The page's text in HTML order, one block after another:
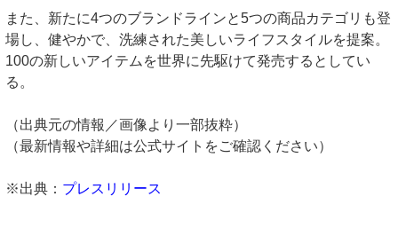
また、新たに4つのブランドラインと5つの商品カテゴリも登
場し、健やかで、洗練された美しいライフスタイルを提案。
100の新しいアイテムを世界に先駆けて発売するとしてい
る。
（出典元の情報／画像より一部抜粋）
（最新情報や詳細は公式サイトをご確認ください）
※出典： プレスリリース